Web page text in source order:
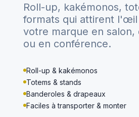
Roll-up, kakémonos,
formats qui attirent l'œil
votre marque en salon,
ou en conférence.
Roll-up & kakémonos
Totems & stands
Banderoles & drapeaux
Faciles à transporter & monter